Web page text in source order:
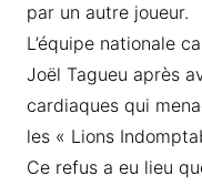
par un autre joueur.
L’équipe nationale
Joël Tagueu après
cardiaques qui
les « Lions
Ce refus a eu lieu